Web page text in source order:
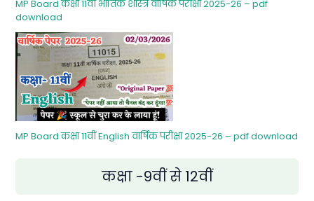
MP Board कक्षा 11वीं भौतिक शास्‍त्र वार्षिक परीक्षा 2025-26 – pdf
download
MP Board कक्षा 11वीं English वार्षिक परीक्षा 2025-26 – pdf download
कक्षा -9वीं से 12वीं